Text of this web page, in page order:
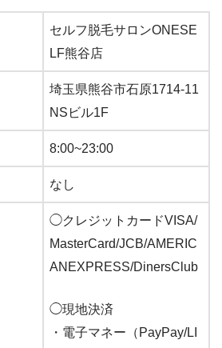
セルフ脱毛サロンONESE
LF熊谷店
埼玉県熊谷市石原1714-11
NSビル1F
8:00~23:00
なし
◯クレジットカードVISA/
MasterCard/JCB/AMERIC
ANEXPRESS/DinersClub
◯現地決済
・電子マネー（PayPay/LI